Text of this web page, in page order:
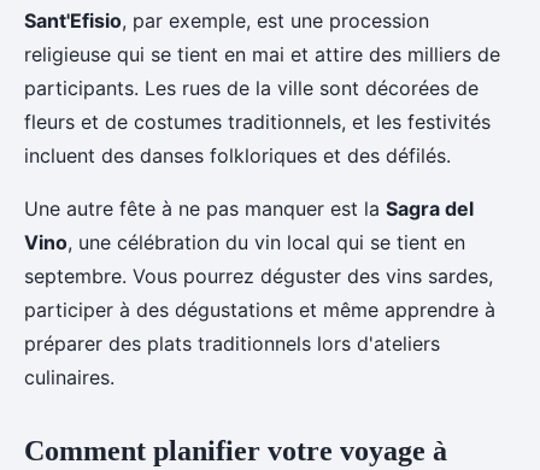
Sant'Efisio, par exemple, est une procession
religieuse qui se tient en mai et attire des milliers de
participants. Les rues de la ville sont décorées de
fleurs et de costumes traditionnels, et les festivités
incluent des danses folkloriques et des défilés.
Une autre fête à ne pas manquer est la Sagra del
Vino, une célébration du vin local qui se tient en
septembre. Vous pourrez déguster des vins sardes,
participer à des dégustations et même apprendre à
préparer des plats traditionnels lors d'ateliers
culinaires.
Comment planifier votre voyage à